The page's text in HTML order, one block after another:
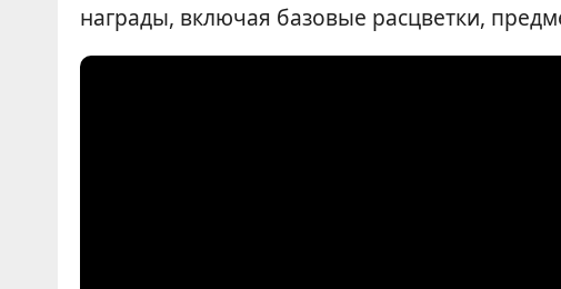
награды, включая базовые расцветки,